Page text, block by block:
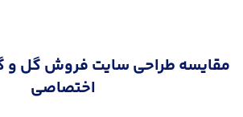
مقایسه طراحی سایت فروش گل و
اختصاصی